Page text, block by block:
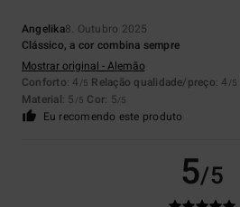
Angelika8. Outubro 2025
Clássico, a cor combina sempre
Mostrar original - Alemão
Conforto: 4 /5 Relação qualidade/preço: 4 /5
Material: 5 /5 Cor: 5/5
Eu recomendo este produto
5/5